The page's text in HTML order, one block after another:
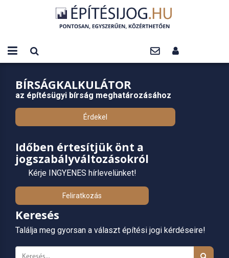
BÍRSÁGKALKULÁTOR
az építésügyi bírság meghatározásához
Érdekel
Időben értesítjük önt a
jogszabályváltozásokról
Kérje INGYENES hírlevelünket!
Feliratkozás
Keresés
Találja meg gyorsan a választ építési jogi kérdéseire!